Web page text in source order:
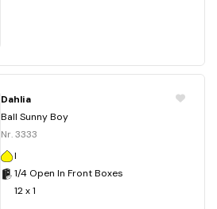
Dahlia
Ball Sunny Boy
Nr. 3333
I
1/4 Open In Front Boxes
12 x 1